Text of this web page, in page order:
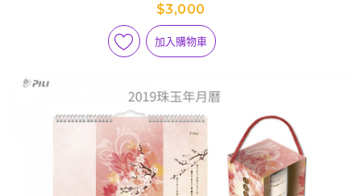
$3,000
加入購物車